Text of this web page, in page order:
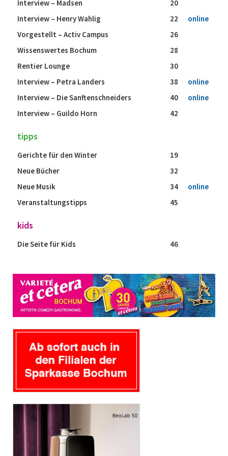
Interview – Madsen
20
Interview – Henry Wahlig
22
online
Vorgestellt – Activ Campus
26
Wissenswertes Bochum
28
Rentier Lounge
30
Interview – Petra Landers
38
online
Interview – Die Sanftenschneiders
40
online
Interview – Guildo Horn
42
tipps
Gerichte für den Winter
19
Neue Bücher
32
Neue Musik
34
online
Veranstaltungstipps
45
kids
Die Seite für Kids 46